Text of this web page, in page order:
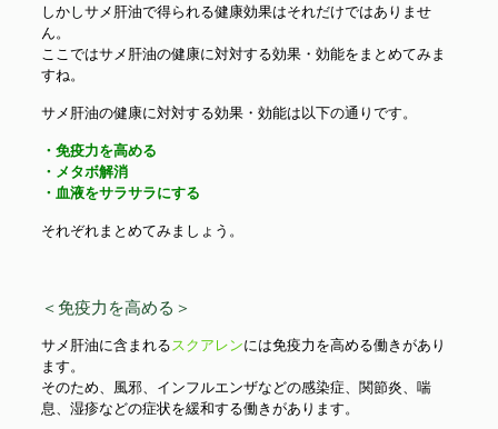
しかしサメ肝油で得られる健康効果はそれだけではありませ
ん。
ここではサメ肝油の健康に対対する効果・効能をまとめてみま
すね。
サメ肝油の健康に対対する効果・効能は以下の通りです。
・免疫力を高める
・メタボ解消
・血液をサラサラにする
それぞれまとめてみましょう。
＜免疫力を高める＞
サメ肝油に含まれるスクアレンには免疫力を高める働きがあり
ます。
そのため、風邪、インフルエンザなどの感染症、関節炎、喘
息、湿疹などの症状を緩和する働きがあります。